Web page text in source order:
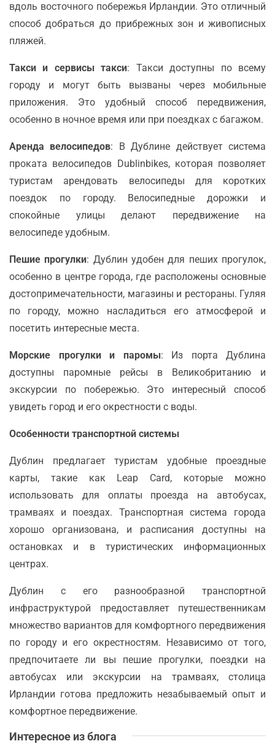
вдоль восточного побережья Ирландии. Это отличный
способ добраться до прибрежных зон и живописных
пляжей.
Такси и сервисы такси: Такси доступны по всему
городу и могут быть вызваны через мобильные
приложения. Это удобный способ передвижения,
особенно в ночное время или при поездках с багажом.
Аренда велосипедов: В Дублине действует система
проката велосипедов Dublinbikes, которая позволяет
туристам арендовать велосипеды для коротких
поездок по городу. Велосипедные дорожки и
спокойные улицы делают передвижение на
велосипеде удобным.
Пешие прогулки: Дублин удобен для пеших прогулок,
особенно в центре города, где расположены основные
достопримечательности, магазины и рестораны. Гуляя
по городу, можно насладиться его атмосферой и
посетить интересные места.
Морские прогулки и паромы: Из порта Дублина
доступны паромные рейсы в Великобританию и
экскурсии по побережью. Это интересный способ
увидеть город и его окрестности с воды.
Особенности транспортной системы
Дублин предлагает туристам удобные проездные
карты, такие как Leap Card, которые можно
использовать для оплаты проезда на автобусах,
трамваях и поездах. Транспортная система города
хорошо организована, и расписания доступны на
остановках и в туристических информационных
центрах.
Дублин с его разнообразной транспортной
инфраструктурой предоставляет путешественникам
множество вариантов для комфортного передвижения
по городу и его окрестностям. Независимо от того,
предпочитаете ли вы пешие прогулки, поездки на
автобусах или экскурсии на трамваях, столица
Ирландии готова предложить незабываемый опыт и
комфортное передвижение.
Интересное из блога